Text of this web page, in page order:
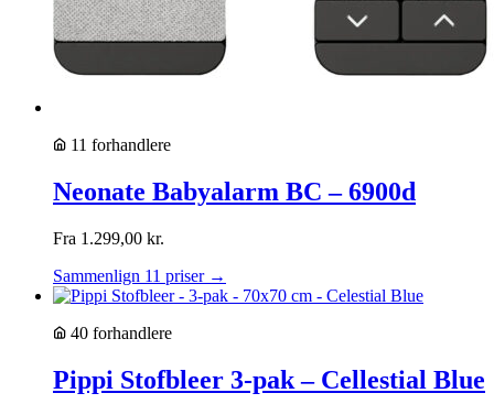
11 forhandlere
Neonate Babyalarm BC – 6900d
Fra 1.299,00 kr.
Sammenlign 11 priser →
40 forhandlere
Pippi Stofbleer 3-pak – Cellestial Blue